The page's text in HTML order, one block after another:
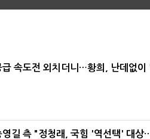
급 속도전 외치더니…황희, 난데없이
영길 측 "정청래, 국힘 '역선택' 대상